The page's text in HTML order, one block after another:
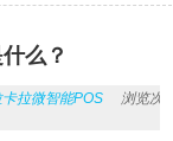
么？
卡拉微智能POS
浏览次